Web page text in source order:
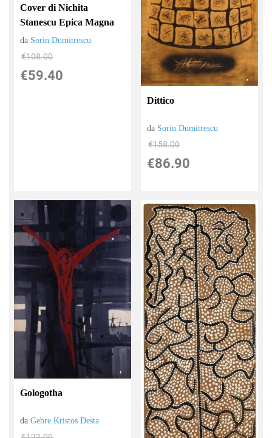
Cover di Nichita
Stanescu Epica Magna
da Sorin Dumitrescu
€108.00
€59.40
Dittico
da Sorin Dumitrescu
€158.00
€86.90
Gologotha
daGebre Kristos Desta